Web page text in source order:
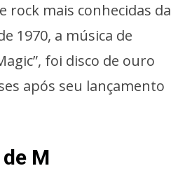
rock mais conhecidas da
1970, a música de
foi disco de ouro
após seu lançamento
M